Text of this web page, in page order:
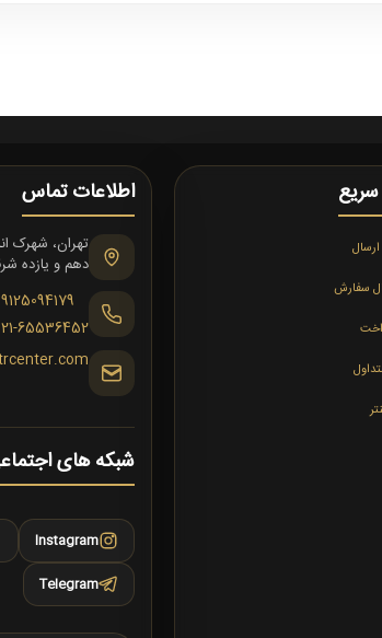
سفارش
اطلاعات تماس
دهم و یازده
65536452
شبکه های
Instagram
Telegram